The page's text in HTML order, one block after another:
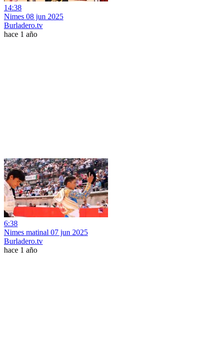
14:38
Nimes 08 jun 2025
Burladero.tv
hace 1 año
6:38
Nimes matinal 07 jun 2025
Burladero.tv
hace 1 año